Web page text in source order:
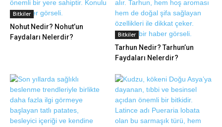
Bitkiler
Nohut Nedir? Nohut’un
Faydaları Nelerdir?
Bitkiler
Tarhun Nedir? Tarhun’un
Faydaları Nelerdir?